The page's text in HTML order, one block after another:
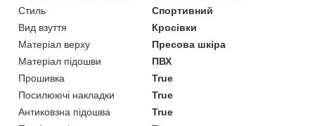
Стиль
Спортивний
Вид взуття
Кросівки
Матеріал верху
Пресова шкіра
Матеріал підошви
ПВХ
Прошивка
True
Посилюючі накладки
True
Антиковзна підошва
True